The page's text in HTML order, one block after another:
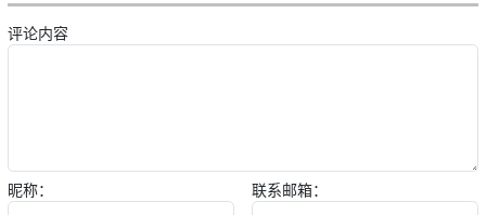
评论内容
昵称： 联系邮箱：